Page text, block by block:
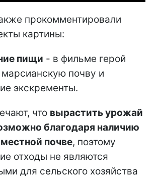
прокомментировали
картины:
пищи - в фильме герой
марсианскую почву и
экскременты.
что вырастить урожай
благодаря наличию
почве, поэтому
отходы не являются
для сельского хозяйства